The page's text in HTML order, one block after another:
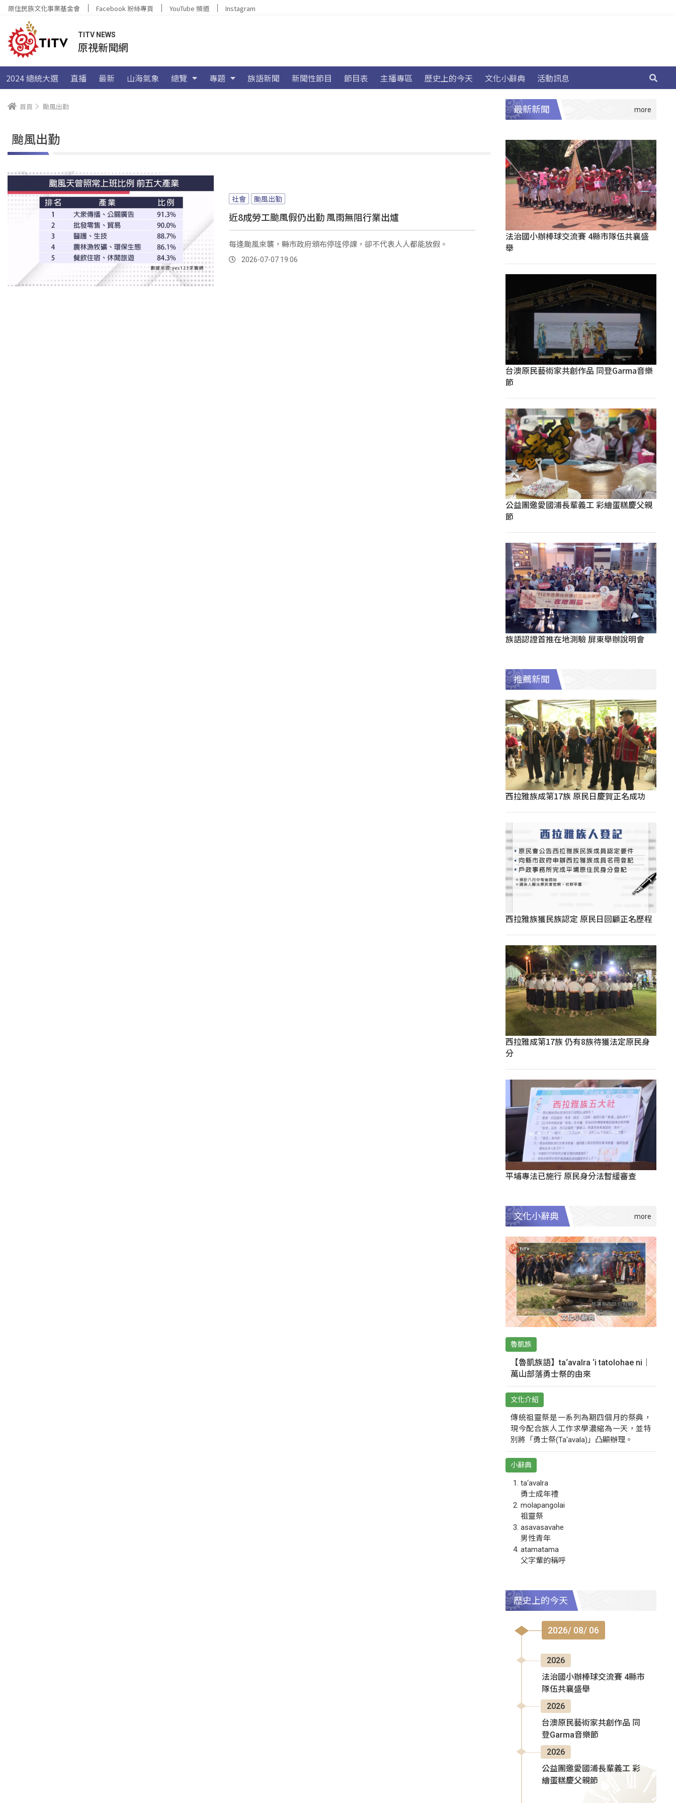
原住民族文化事業基金會 Facebook 粉絲專頁 YouTube 頻道 Instagram
TITV NEWS
原視新聞網
2024 總統大選 直播 最新 山海氣象 總覽 專題 族語新聞 新聞性節目 節目表 主播專區 歷史上的今天 文化小辭典 活動訊息
首頁 颱風出勤
颱風出勤
社會 颱風出勤
近8成勞工颱風假仍出勤 風雨無阻行業出爐
每逢颱風來襲，縣市政府頒布停班停課，卻不代表人人都能放假。
2026-07-07 19:06
最新新聞
法治國小辦棒球交流賽 4縣市隊伍共襄盛
舉
台澳原民藝術家共創作品 同登Garma音樂
節
公益團邀愛國浦長輩義工 彩繪蛋糕慶父親
節
族語認證首推在地測驗 屏東舉辦說明會
推薦新聞
西拉雅族成第17族 原民日慶賀正名成功
西拉雅族獲民族認定 原民日回顧正名歷程
西拉雅成第17族 仍有8族待獲法定原民身
分
平埔專法已施行 原民身分法暫緩審查
文化小辭典
魯凱族
【魯凱族語】ta‘avalra ‘i tatolohae ni｜
萬山部落勇士祭的由來
文化介紹
傳統祖靈祭是一系列為期四個月的祭典，
現今配合族人工作求學濃縮為一天，並特
別將「勇士祭(Ta‘avala)」凸顯辦理。
小辭典
ta‘avalra
勇士成年禮
molapangolai
祖靈祭
asavasavahe
男性青年
atamatama
父字輩的稱呼
歷史上的今天
2026/ 08/ 06
2026
法治國小辦棒球交流賽 4縣市
隊伍共襄盛舉
2026
台澳原民藝術家共創作品 同
登Garma音樂節
2026
公益團邀愛國浦長輩義工 彩
繪蛋糕慶父親節